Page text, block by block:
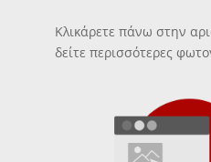
Κλικάρετε πάνω στην
δείτε περισσότερες